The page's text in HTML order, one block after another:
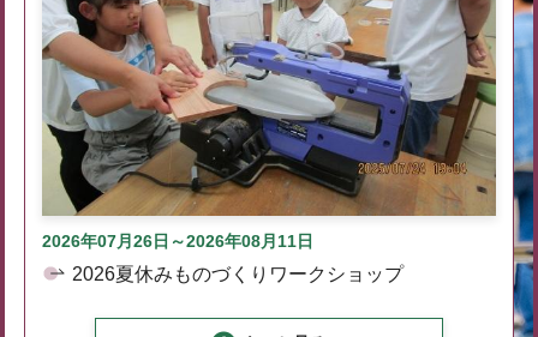
2026年07月26日～2026年08月11日
2026夏休みものづくりワークショップ